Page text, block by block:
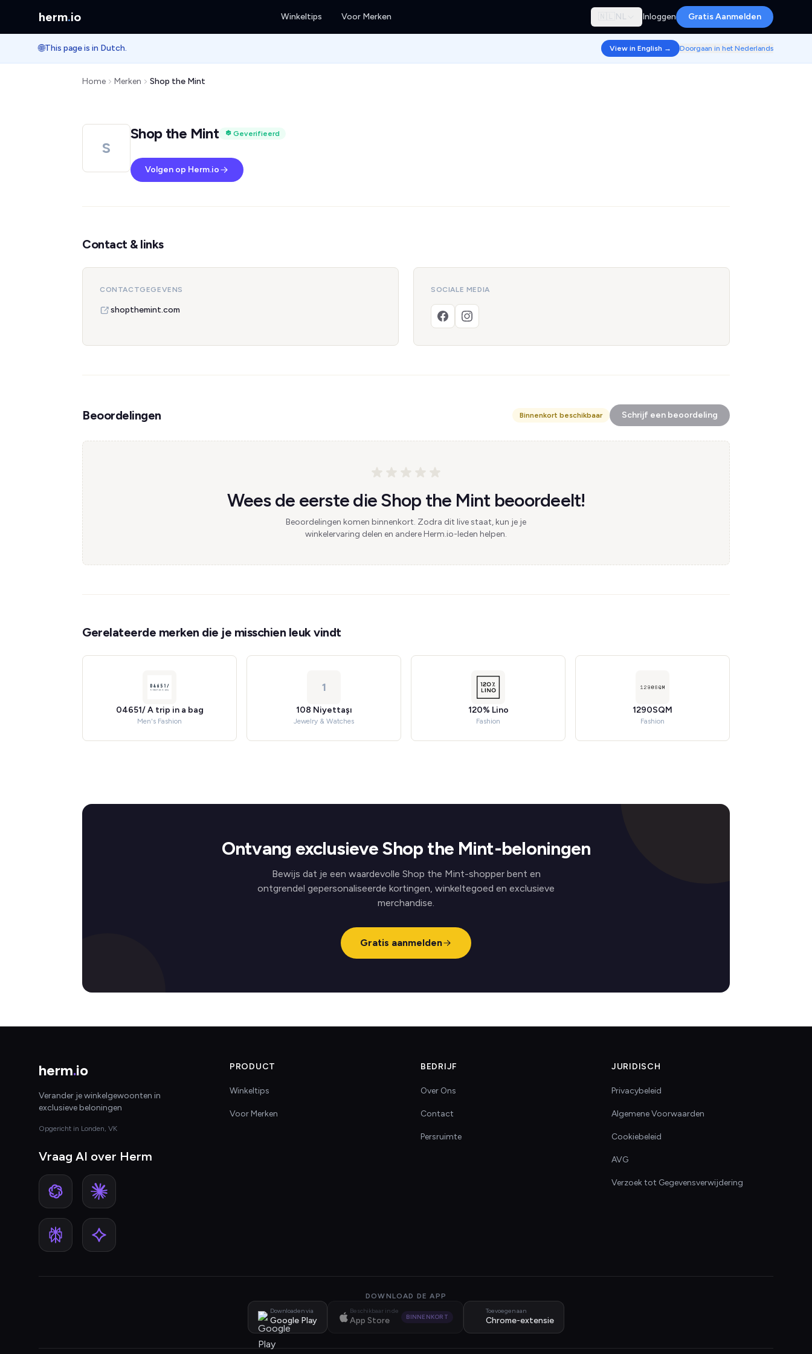
herm.io Winkeltips Voor Merken 🇳🇱 NL Inloggen Gratis Aanmelden
🌐This page is in Dutch. View in English → Doorgaan in het Nederlands
Home Merken Shop the Mint
S
Shop the Mint Geverifieerd
Volgen op Herm.io
Contact & links
CONTACTGEGEVENS
shopthemint.com
SOCIALE MEDIA
Beoordelingen Binnenkort beschikbaar Schrijf een beoordeling
Wees de eerste die Shop the Mint beoordeelt!
Beoordelingen komen binnenkort. Zodra dit live staat, kun je je
winkelervaring delen en andere Herm.io-leden helpen.
Gerelateerde merken die je misschien leuk vindt
04651/ A trip in a bag
Men's Fashion
1
108 Niyettaşı
Jewelry & Watches
120% Lino
Fashion
1290SQM
Fashion
Ontvang exclusieve Shop the Mint-beloningen
Bewijs dat je een waardevolle Shop the Mint-shopper bent en
ontgrendel gepersonaliseerde kortingen, winkeltegoed en exclusieve
merchandise.
Gratis aanmelden
herm.io
Verander je winkelgewoonten in
exclusieve beloningen
Opgericht in Londen, VK
Vraag AI over Herm
PRODUCT
Winkeltips
Voor Merken
BEDRIJF
Over Ons
Contact
Persruimte
JURIDISCH
Privacybeleid
Algemene Voorwaarden
Cookiebeleid
AVG
Verzoek tot Gegevensverwijdering
DOWNLOAD DE APP
Downloaden via
Google Play
Beschikbaar in de
App Store BINNENKORT
Toevoegen aan
Chrome-extensie